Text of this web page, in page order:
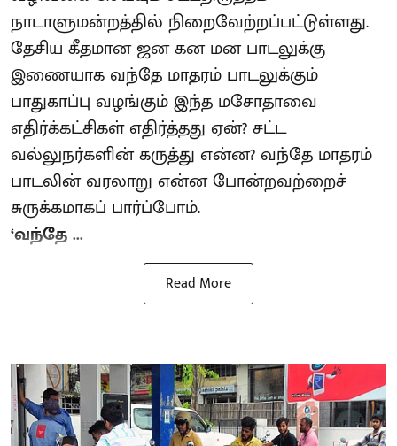
நாடாளுமன்றத்தில் நிறைவேற்றப்பட்டுள்ளது.
தேசிய கீதமான ஜன கன மன பாடலுக்கு
இணையாக வந்தே மாதரம் பாடலுக்கும்
பாதுகாப்பு வழங்கும் இந்த மசோதாவை
எதிர்க்கட்சிகள் எதிர்த்தது ஏன்? சட்ட
வல்லுநர்களின் கருத்து என்ன? வந்தே மாதரம்
பாடலின் வரலாறு என்ன போன்றவற்றைச்
சுருக்கமாகப் பார்ப்போம்.
‘வந்தே ...
Read More